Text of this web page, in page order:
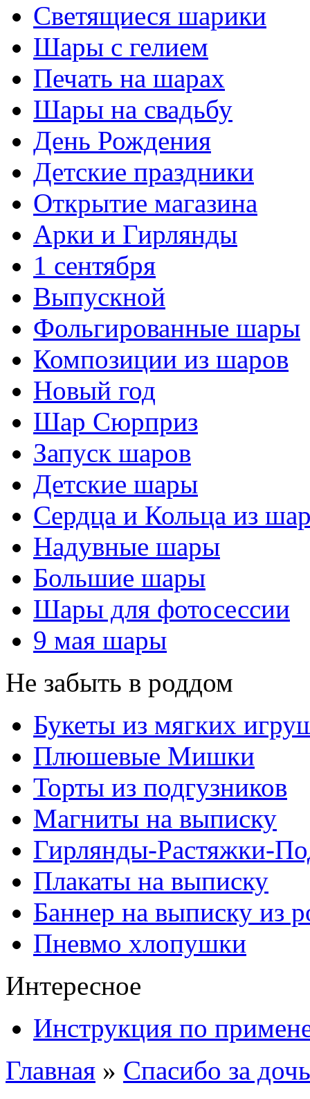
Светящиеся шарики
Шары с гелием
Печать на шарах
Шары на свадьбу
День Рождения
Детские праздники
Открытие магазина
Арки и Гирлянды
1 сентября
Выпускной
Фольгированные шары
Композиции из шаров
Новый год
Шар Сюрприз
Запуск шаров
Детские шары
Сердца и Кольца из
Надувные шары
Большие шары
Шары для фотосессии
9 мая шары
Не забыть в роддом
Букеты из мягких
Плюшевые Мишки
Торты из подгузников
Магниты на выписку
Гирлянды-Растяжки-
Плакаты на выписку
Баннер на выписку из
Пневмо хлопушки
Интересное
Инструкция по
Главная » Спасибо за